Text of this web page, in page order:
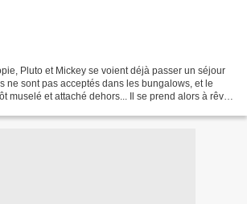
Pluto et Mickey se voient déjà passer un séjour
ne sont pas acceptés dans les bungalows, et le
muselé et attaché dehors... Il se prend alors à rêver